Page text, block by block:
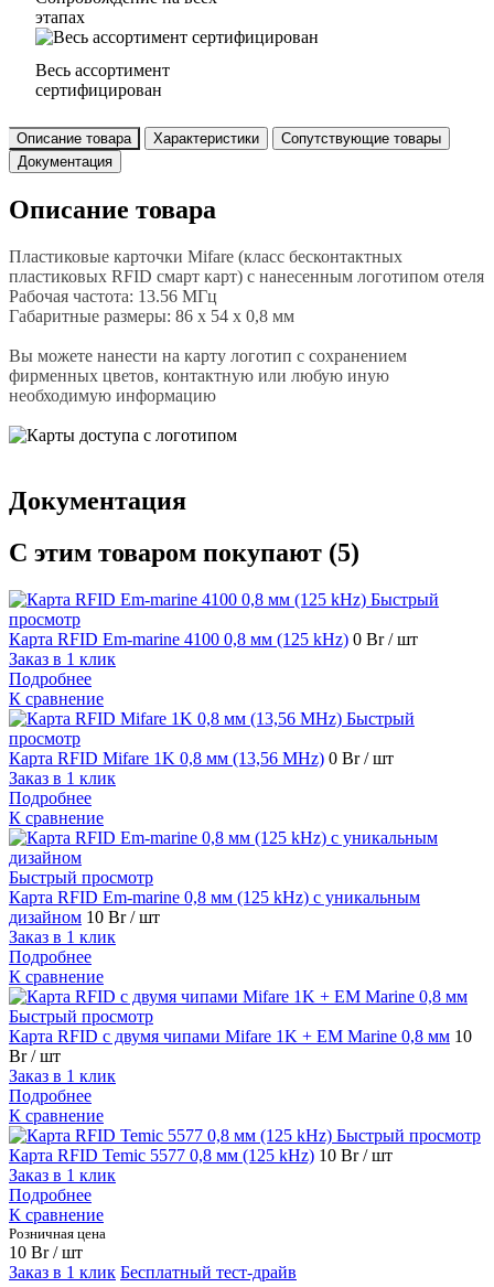
этапах
Весь ассортимент
сертифицирован
Описание товара Характеристики
Сопутствующие товары
Документация
Описание товара
Пластиковые карточки Mifare (класс бесконтактных
пластиковых RFID смарт карт) с нанесенным логотипом отеля
Рабочая частота: 13.56 МГц
Габаритные размеры: 86 x 54 x 0,8 мм
Вы можете нанести на карту логотип с сохранением
фирменных цветов, контактную или любую иную
необходимую информацию
Документация
С этим товаром покупают (5)
Быстрый
просмотр
Карта RFID Em-marine 4100 0,8 мм (125 kHz) 0 Br/ шт
Заказ в 1 клик
Подробнее
К сравнение
Быстрый
просмотр
Карта RFID Mifare 1K 0,8 мм (13,56 MHz) 0 Br/ шт
Заказ в 1 клик
Подробнее
К сравнение
Быстрый просмотр
Карта RFID Em-marine 0,8 мм (125 kHz) с уникальным
дизайном 10 Br/ шт
Заказ в 1 клик
Подробнее
К сравнение
Быстрый просмотр
Карта RFID с двумя чипами Mifare 1K + ЕM Marine 0,8 мм 10
Br/ шт
Заказ в 1 клик
Подробнее
К сравнение
Быстрый просмотр
Карта RFID Temic 5577 0,8 мм (125 kHz) 10 Br/ шт
Заказ в 1 клик
Подробнее
К сравнение
Розничная цена
10 Br / шт
Заказ в 1 клик Бесплатный тест-драйв